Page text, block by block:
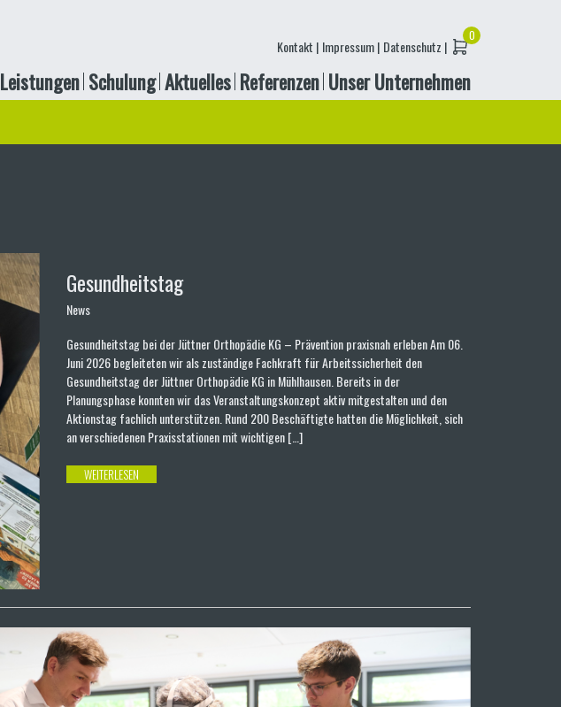
Kontakt | Impressum | Datenschutz |
Leistungen Schulung Aktuelles Referenzen Unser Unternehmen
Gesundheitstag
News
Gesundheitstag bei der Jüttner Orthopädie KG – Prävention praxisnah erleben Am 06.
Juni 2026 begleiteten wir als zuständige Fachkraft für Arbeitssicherheit den
Gesundheitstag der Jüttner Orthopädie KG in Mühlhausen. Bereits in der
Planungsphase konnten wir das Veranstaltungskonzept aktiv mitgestalten und den
Aktionstag fachlich unterstützen. Rund 200 Beschäftigte hatten die Möglichkeit, sich
an verschiedenen Praxisstationen mit wichtigen […]
WEITERLESEN